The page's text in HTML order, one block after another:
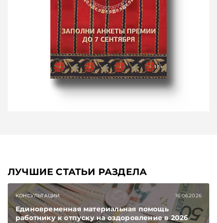
ЛУЧШИЕ СТАТЬИ РАЗДЕЛА
КОНСУЛЬТАЦИИ 16.06.2026
Единовременная материальная помощь
работнику к отпуску на оздоровление в 2026